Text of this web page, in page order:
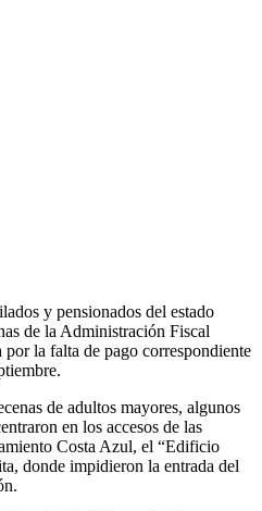
y pensionados del estado
de la Administración Fiscal
la falta de pago correspondiente
de adultos mayores, algunos
en los accesos de las
Costa Azul, el “Edificio
donde impidieron la entrada del